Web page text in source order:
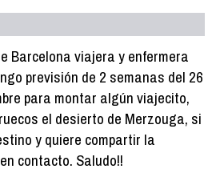
Barcelona viajera y enfermera
previsión de 2 semanas del 26
para montar algún viajecito,
el desierto de Merzouga, si
y quiere compartir la
contacto. Saludo!!